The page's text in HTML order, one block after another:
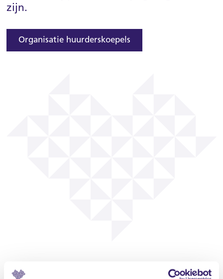
zijn.
Organisatie huurderskoepels